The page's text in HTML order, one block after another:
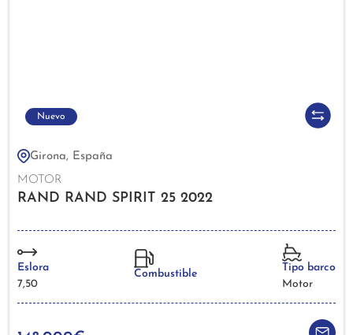
Nuevo
Girona, España
MOTOR
RAND RAND SPIRIT 25 2022
Eslora
7,50
Combustible
Tipo barco
Motor